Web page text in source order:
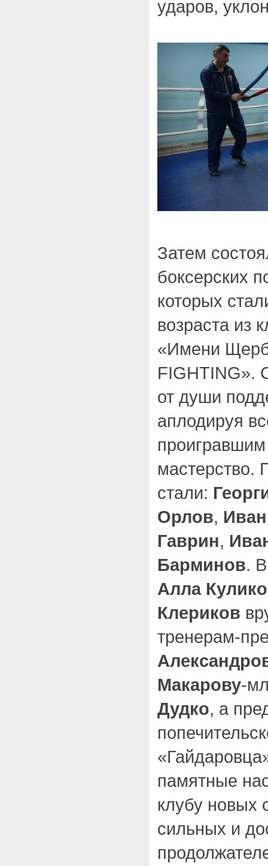
ударов,
Затем
боксерских
которых
возраста из
«Имени
FIGHTING».
от души
аплодируя
мастерство.
стали:
Орлов,
Гаврин,
Барминов.
Алла
Клериков
тренерам-
Макарову-
Дудко, а
памятные
клубу новых
сильных и